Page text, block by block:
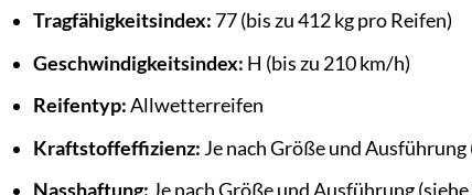
Tragfähigkeitsindex: 77 (bis zu 412 kg pro Reifen)
Geschwindigkeitsindex: H (bis zu 210 km/h)
Reifentyp:Allwetterreifen
Kraftstoffeffizienz: Je nach Größe und